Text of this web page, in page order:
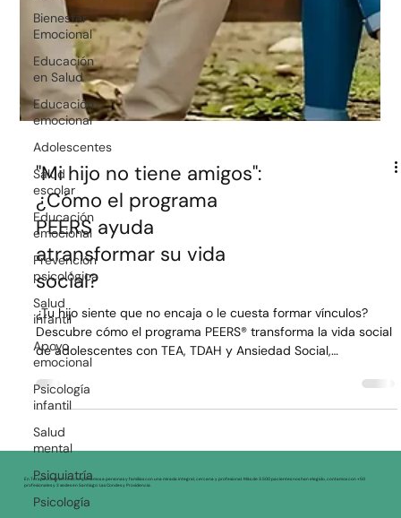
Bienestar
Emocional
Educación
en Salud
Educación
emocional
Adolescentes
Salud
escolar
Educación
emocional
Prevención
psicológica
Salud
infantil
Apoyo
emocional
Psicología
infantil
Salud
mental
Psiquiatría
Psicología
"Mi hijo no tiene amigos":
¿Cómo el programa
PEERS ayuda
atransformar su vida
social?
¿Tu hijo siente que no encaja o le cuesta formar vínculos?
Descubre cómo el programa PEERS® transforma la vida social
de adolescentes con TEA, TDAH y Ansiedad Social,
enseñándoles habilidades prácticas para hacer amigos y
navegar con éxito en entornos reales y seguros.
profesionales y 2 sedes en Santiago: Las Condes y Providencia.